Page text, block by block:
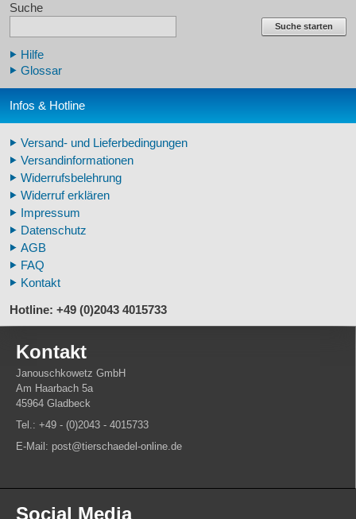
Krallen- und Zahnreplikate
Schädelreplikate Mensch
Knochenreplikate Mensch
Arm-/Beinskelette Mensch
Zähne Warzenschwein
Veterinär - Lehrmittel
Fossilreplikate Mensch
Pferdemähnen
Fußspuren museal
Tierhörner
Suche
Suche starten
Hilfe
Glossar
Infos & Hotline
Versand- und Lieferbedingungen
Versandinformationen
Widerrufsbelehrung
Widerruf erklären
Impressum
Datenschutz
AGB
FAQ
Kontakt
Hotline: +49 (0)2043 4015733
Kontakt
Janouschkowetz GmbH
Am Haarbach 5a
45964 Gladbeck
Tel.: +49 - (0)2043 - 4015733
E-Mail: post@tierschaedel-online.de
Social Media